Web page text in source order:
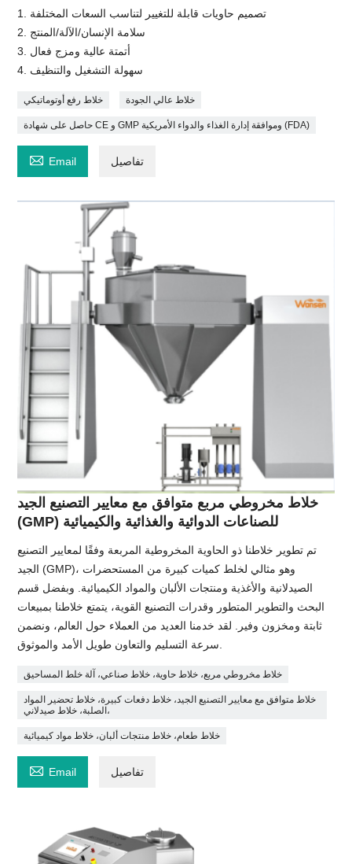
1. تصميم حاويات قابلة للتغيير لتناسب السعات المختلفة
2. سلامة الإنسان/الآلة/المنتج
3. أتمتة عالية ومزج فعال
4. سهولة التشغيل والتنظيف
خلاط رفع أوتوماتيكي خلاط عالي الجودة
حاصل على شهادة CE و GMP وموافقة إدارة الغذاء والدواء الأمريكية (FDA)
 Email تفاصيل
خلاط مخروطي مربع متوافق مع معايير التصنيع الجيد
(GMP) للصناعات الدوائية والغذائية والكيميائية
تم تطوير خلاطنا ذو الحاوية المخروطية المربعة وفقًا لمعايير التصنيع
الجيد (GMP)، وهو مثالي لخلط كميات كبيرة من المستحضرات
الصيدلانية والأغذية ومنتجات الألبان والمواد الكيميائية. وبفضل قسم
البحث والتطوير المتطور وقدرات التصنيع القوية، يتمتع خلاطنا بمبيعات
ثابتة ومخزون وفير. لقد خدمنا العديد من العملاء حول العالم، ونضمن
خلاط مخروطي مربع، خلاط حاوية، خلاط صناعي، آلة خلط المساحيق
خلاط متوافق مع معايير التصنيع الجيد، خلاط دفعات كبيرة، خلاط تحضير المواد
الصلبة، خلاط صيدلاني،
خلاط طعام، خلاط منتجات ألبان، خلاط مواد كيميائية
 Email تفاصيل